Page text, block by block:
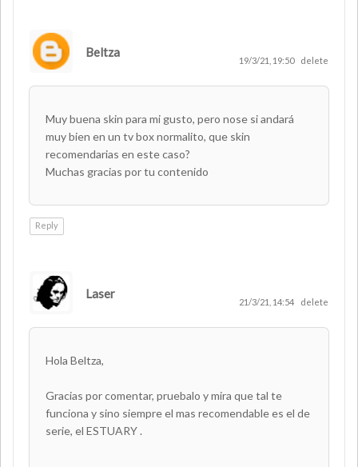
Beltza
19/3/21, 19:50 delete
Muy buena skin para mi gusto, pero nose si andará
muy bien en un tv box normalito, que skin
recomendarias en este caso?
Muchas gracias por tu contenido
Reply
Laser
21/3/21, 14:54 delete
Hola Beltza,
Gracias por comentar, pruebalo y mira que tal te
funciona y sino siempre el mas recomendable es el de
serie, el ESTUARY .